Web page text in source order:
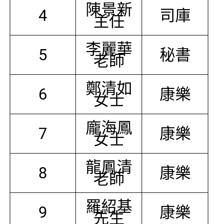
4 陳景新
主任 司庫
5 李麗華
老師 秘書
6 鄭清如
女士 康樂
7 龐海鳳
女士 康樂
8 龍鳳清
老師 康樂
9 羅紹基
先生 康樂